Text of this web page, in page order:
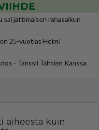
sai jättimäisen rahasalkun
25-vuotias Helmi
- Tanssii Tähtien Kanssa
aiheesta kuin